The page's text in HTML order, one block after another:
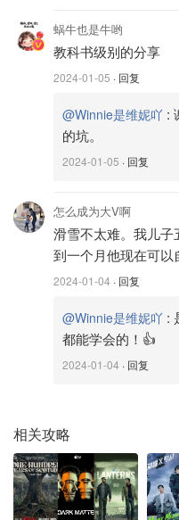
图
🎿双板：双板设计更稳定
子无论拍照还是什么都没
适合人群🌟：适合所有
蜗牛也是牛哟
教科书级别的分享
2024-01-05 · 回复
@Winnie是维妮吖 :
的坑。
2024-01-05 · 回复
怎么成为大V啊
滑雪不太难。我儿
到一个月他现在可以
2024-01-04 · 回复
@Winnie是维妮吖 :
都能学会的！👍
2024-01-04 · 回复
相关攻略